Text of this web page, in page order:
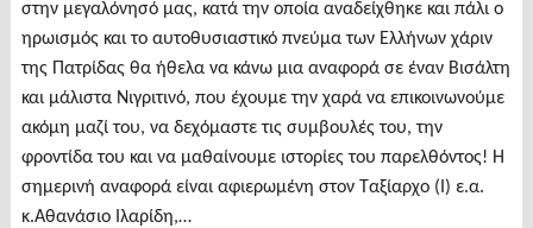
στην μεγαλόνησό μας, κατά την οποία αναδείχθηκε και πάλι ο
ηρωισμός και το αυτοθυσιαστικό πνεύμα των Ελλήνων χάριν
της Πατρίδας θα ήθελα να κάνω μια αναφορά σε έναν Βισάλτη
και μάλιστα Νιγριτινό, που έχουμε την χαρά να επικοινωνούμε
ακόμη μαζί του, να δεχόμαστε τις συμβουλές του, την
φροντίδα του και να μαθαίνουμε ιστορίες του παρελθόντος! Η
σημερινή αναφορά είναι αφιερωμένη στον Ταξίαρχο (Ι) ε.α.
κ.Αθανάσιο Ιλαρίδη,…